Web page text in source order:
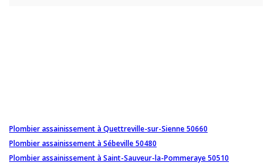
Plombier assainissement à Quettreville-sur-Sienne 50660
Plombier assainissement à Sébeville 50480
Plombier assainissement à Saint-Sauveur-la-Pommeraye 50510